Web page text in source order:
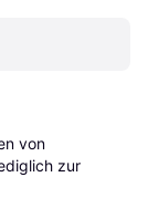
von
zur